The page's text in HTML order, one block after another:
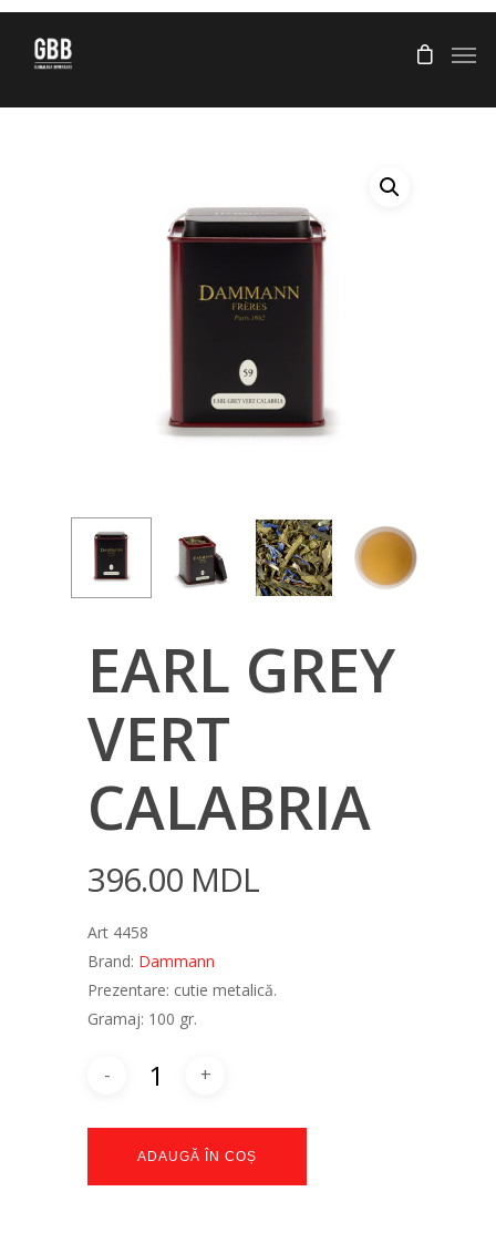
EARL GREY
VERT
CALABRIA
396.00 MDL
Art 4458
Brand: Dammann
Prezentare: cutie metalică.
Gramaj: 100 gr.
ADAUGĂ ÎN COȘ